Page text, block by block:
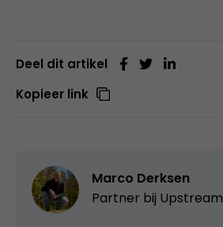
Deel dit artikel
Kopieer link
Marco Derksen
Partner bij Upstream